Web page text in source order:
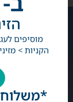
עמודים
מאמרים
הצהרת נגישות
מבצעים
הצטרפו
למועדון
הנחות
מוסיפים
*משלוח עד